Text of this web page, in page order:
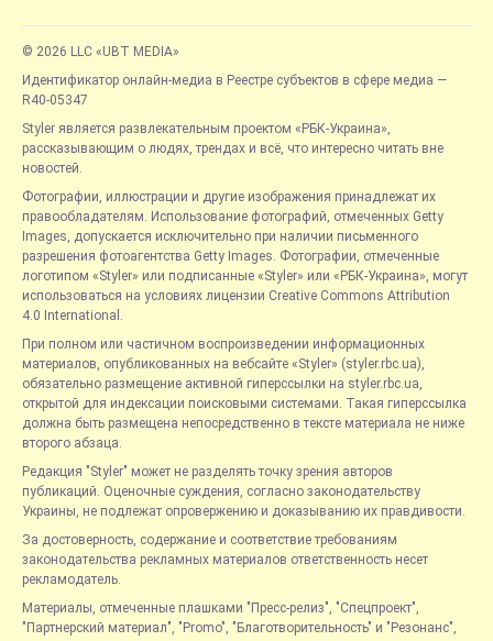
© 2026 LLC «UBT MEDIA»
Идентификатор онлайн-медиа в Реестре субъектов в сфере медиа —
R40-05347
Styler является развлекательным проектом «РБК-Украина»,
рассказывающим о людях, трендах и всё, что интересно читать вне
новостей.
Фотографии, иллюстрации и другие изображения принадлежат их
правообладателям. Использование фотографий, отмеченных Getty
Images, допускается исключительно при наличии письменного
разрешения фотоагентства Getty Images. Фотографии, отмеченные
логотипом «Styler» или подписанные «Styler» или «РБК-Украина», могут
использоваться на условиях лицензии Creative Commons Attribution
4.0 International.
При полном или частичном воспроизведении информационных
материалов, опубликованных на вебсайте «Styler» (styler.rbc.ua),
обязательно размещение активной гиперссылки на styler.rbc.ua,
открытой для индексации поисковыми системами. Такая гиперссылка
должна быть размещена непосредственно в тексте материала не ниже
второго абзаца.
Редакция "Styler" может не разделять точку зрения авторов
публикаций. Оценочные суждения, согласно законодательству
Украины, не подлежат опровержению и доказыванию их правдивости.
За достоверность, содержание и соответствие требованиям
законодательства рекламных материалов ответственность несет
рекламодатель.
Материалы, отмеченные плашками "Пресс-релиз", "Спецпроект",
"Партнерский материал", "Promo", "Благотворительность" и "Резонанс",